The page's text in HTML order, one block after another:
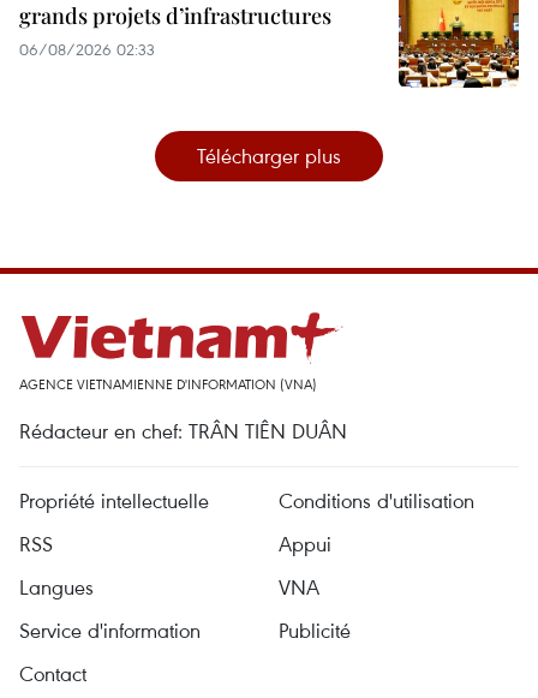
grands projets d’infrastructures
06/08/2026 02:33
Télécharger plus
AGENCE VIETNAMIENNE D'INFORMATION (VNA)
Rédacteur en chef: TRÂN TIÊN DUÂN
Propriété intellectuelle
Conditions d'utilisation
RSS
Appui
Langues
VNA
Service d'information
Publicité
Contact